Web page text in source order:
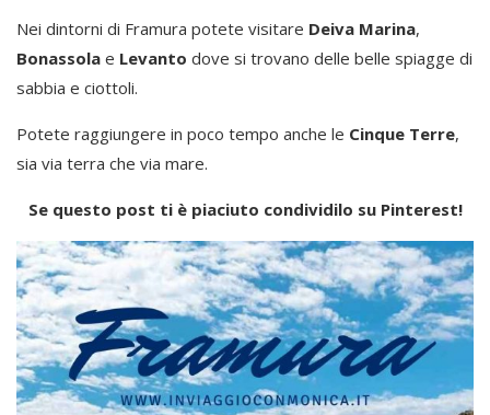
Nei dintorni di Framura potete visitare Deiva Marina,
Bonassola e Levanto dove si trovano delle belle spiagge di
sabbia e ciottoli.
Potete raggiungere in poco tempo anche le Cinque Terre,
sia via terra che via mare.
Se questo post ti è piaciuto condividilo su Pinterest!